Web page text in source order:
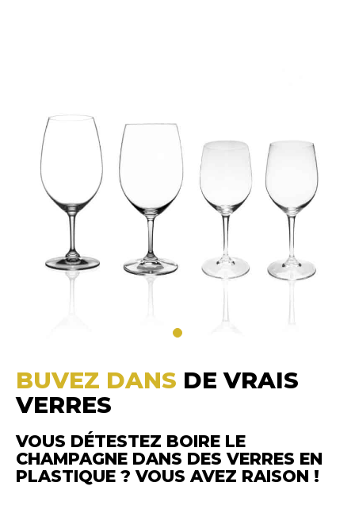
BUVEZ DANS DE VRAIS
VERRES
VOUS DÉTESTEZ BOIRE LE
CHAMPAGNE DANS DES VERRES EN
PLASTIQUE ? VOUS AVEZ RAISON !